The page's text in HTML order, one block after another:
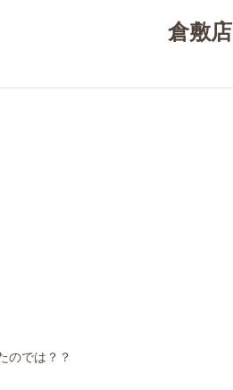
倉敷店
のでは？？